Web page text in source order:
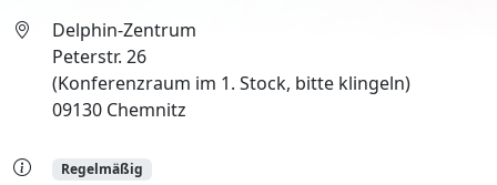
Delphin-Zentrum
Peterstr. 26
(Konferenzraum im 1. Stock, bitte klingeln)
09130 Chemnitz
Regelmäßig